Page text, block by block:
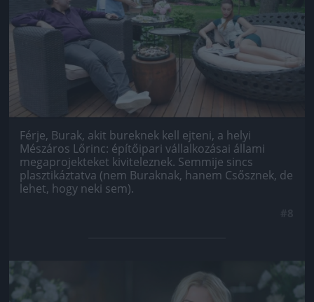
Férje, Burak, akit bureknek kell ejteni, a helyi
Mészáros Lőrinc: építőipari vállalkozásai állami
megaprojekteket kiviteleznek. Semmije sincs
plasztikáztatva (nem Buraknak, hanem Csősznek, de
lehet, hogy neki sem).
Jön még kép!